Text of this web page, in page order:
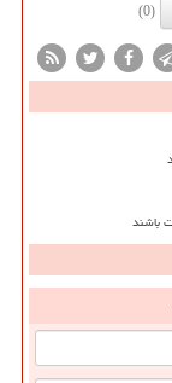
(0)
باشند